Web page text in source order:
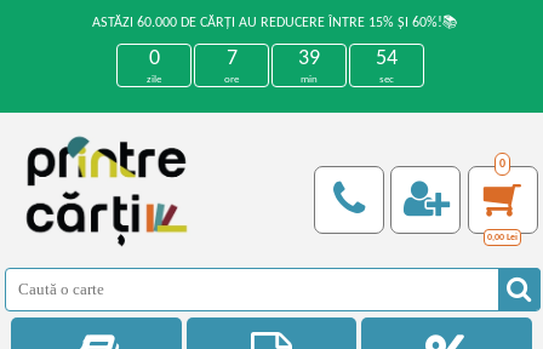
ASTĂZI 60.000 DE CĂRȚI AU REDUCERE ÎNTRE 15% ȘI 60%!📚
0
zile
7
ore
39
min
54
sec
0
0,00 Lei